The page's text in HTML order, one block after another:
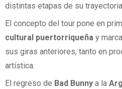
distintas etapas de su
El concepto del tour pone en
cultural puertorriqueña y
sus giras anteriores, tanto en
artística.
El regreso de Bad Bunny a la